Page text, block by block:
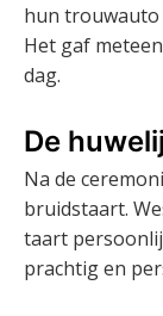
hun trouwauto
Het gaf
dag.
De
Na de
bruidstaart.
taart
prachtig en